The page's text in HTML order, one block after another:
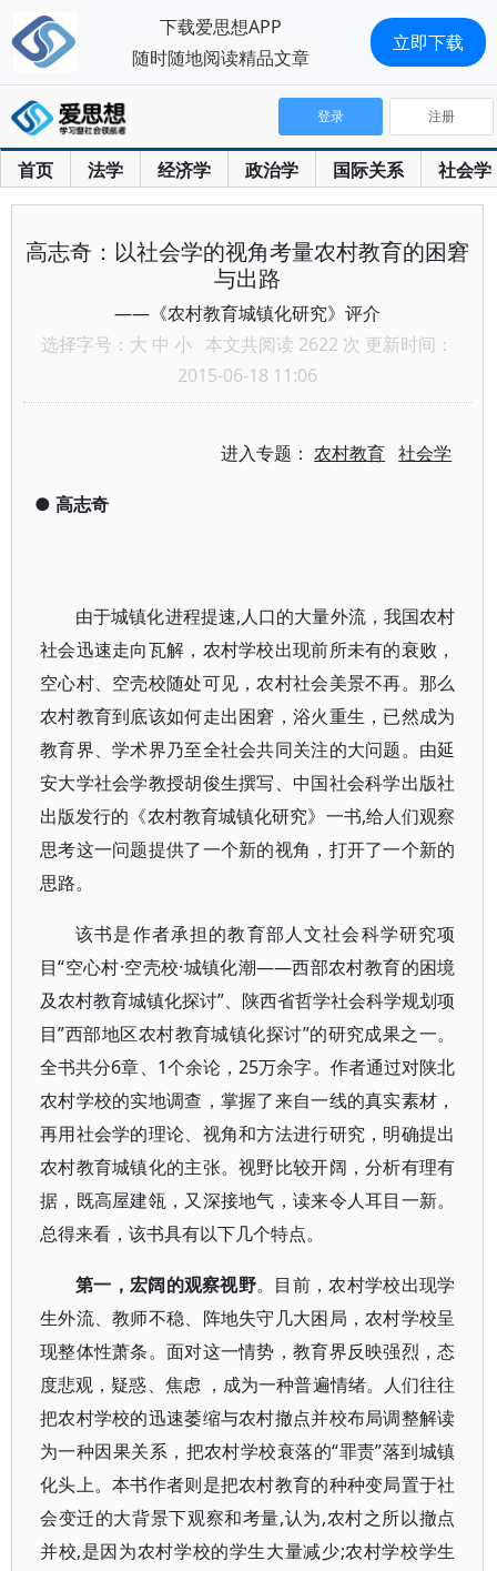
首页 法学 经济学 政治学 国际关系 社会学
登录 注册
高志奇：以社会学的视角考量农村教育的困窘
与出路
——《农村教育城镇化研究》评介
选择字号： 大 中 小 本文共阅读 2622 次 更新时间：
2015-06-18 11:06
进入专题：农村教育 社会学
● 高志奇
由于城镇化进程提速,人口的大量外流，我国农村
社会迅速走向瓦解，农村学校出现前所未有的衰败，
空心村、空壳校随处可见，农村社会美景不再。那么
农村教育到底该如何走出困窘，浴火重生，已然成为
教育界、学术界乃至全社会共同关注的大问题。由延
安大学社会学教授胡俊生撰写、中国社会科学出版社
出版发行的《农村教育城镇化研究》一书,给人们观察
思考这一问题提供了一个新的视角，打开了一个新的
思路。
该书是作者承担的教育部人文社会科学研究项
目“空心村·空壳校·城镇化潮——西部农村教育的困境
及农村教育城镇化探讨”、陕西省哲学社会科学规划项
目”西部地区农村教育城镇化探讨”的研究成果之一。
全书共分6章、1个余论，25万余字。作者通过对陕北
农村学校的实地调查，掌握了来自一线的真实素材，
再用社会学的理论、视角和方法进行研究，明确提出
农村教育城镇化的主张。视野比较开阔，分析有理有
据，既高屋建瓴，又深接地气，读来令人耳目一新。
总得来看，该书具有以下几个特点。
第一，宏阔的观察视野。目前，农村学校出现学
生外流、教师不稳、阵地失守几大困局，农村学校呈
现整体性萧条。面对这一情势，教育界反映强烈，态
度悲观，疑惑、焦虑 ，成为一种普遍情绪。人们往往
把农村学校的迅速萎缩与农村撤点并校布局调整解读
为一种因果关系，把农村学校衰落的“罪责”落到城镇
化头上。本书作者则是把农村教育的种种变局置于社
会变迁的大背景下观察和考量,认为,农村之所以撤点
并校,是因为农村学校的学生大量减少;农村学校学生
下载爱思想APP
随时随地阅读精品文章
立即下载